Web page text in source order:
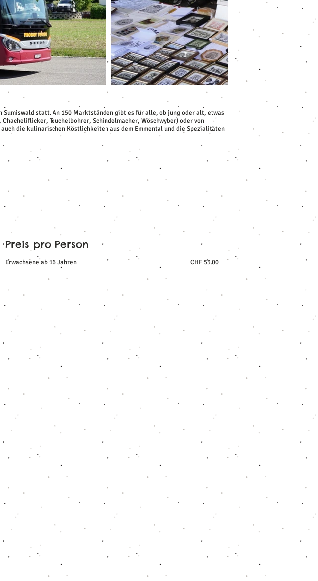
Sumiswald statt. An 150 Marktständen gibt es für alle, ob jung oder alt, etwas
Teuchelbohrer, Schindelmacher, Wöschwyber) oder von
die kulinarischen Köstlichkeiten aus dem Emmental und die Spezialitäten
Preis pro Person
Erwachsene ab 16 Jahren CHF 53.00